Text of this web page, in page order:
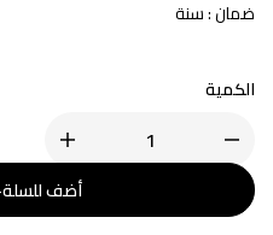
ضمان : سنة
الكمية
أضف للسلة